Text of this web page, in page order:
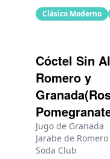
Clásico Moderno
Cóctel Sin
Romero y
Jugo de Granada
Jarabe de Romero
Soda Club